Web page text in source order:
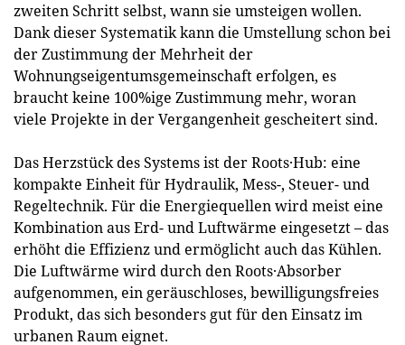
zweiten Schritt selbst, wann sie umsteigen wollen.
Dank dieser Systematik kann die Umstellung schon bei
der Zustimmung der Mehrheit der
Wohnungseigentumsgemeinschaft erfolgen, es
braucht keine 100%ige Zustimmung mehr, woran
viele Projekte in der Vergangenheit gescheitert sind.
Das Herzstück des Systems ist der Roots·Hub: eine
kompakte Einheit für Hydraulik, Mess-, Steuer- und
Regeltechnik. Für die Energiequellen wird meist eine
Kombination aus Erd- und Luftwärme eingesetzt – das
erhöht die Effizienz und ermöglicht auch das Kühlen.
Die Luftwärme wird durch den Roots·Absorber
aufgenommen, ein geräuschloses, bewilligungsfreies
Produkt, das sich besonders gut für den Einsatz im
urbanen Raum eignet.